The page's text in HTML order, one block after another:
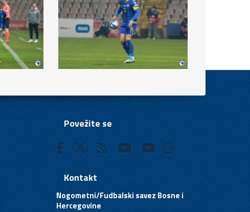
Povežite se
Kontakt
Nogometni/Fudbalski savez Bosne i
Hercegovine